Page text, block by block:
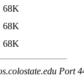
68K
68K
68K
Port